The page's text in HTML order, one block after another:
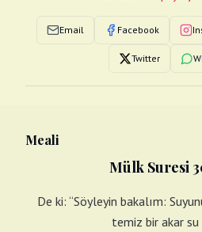
Email Facebook
Twitter
Meali
Mülk Suresi
De ki: “Söyleyin bakalım:
temiz bir akar su